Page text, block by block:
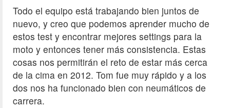
Todo el equipo está trabajando bien juntos de
nuevo, y creo que podemos aprender mucho de
estos test y encontrar mejores settings para la
moto y entonces tener más consistencia. Estas
cosas nos permitirán el reto de estar más cerca
de la cima en 2012. Tom fue muy rápido y a los
dos nos ha funcionado bien con neumáticos de
carrera.